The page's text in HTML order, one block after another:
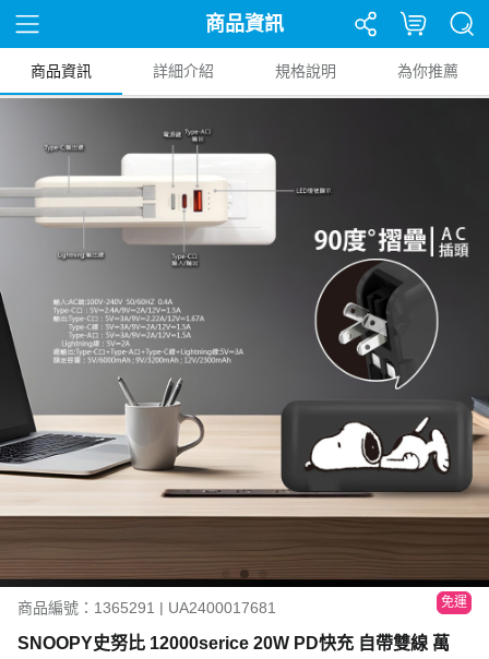
商品資訊
商品資訊 詳細介紹 規格說明 為你推薦
商品編號：1365291 | UA2400017681 免運
SNOOPY史努比 12000serice 20W PD快充 自帶雙線 萬